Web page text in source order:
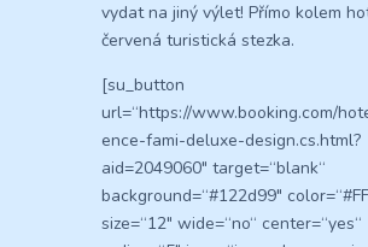
vydat na jiný výlet! Přímo kolem
červená turistická stezka.
[su_button
url=“https://www.booking.com/
ence-fami-deluxe-design.cs.html?
aid=2049060″ target=“blank“
background=“#122d99″
size=“12″ wide=“no“ center=“yes“